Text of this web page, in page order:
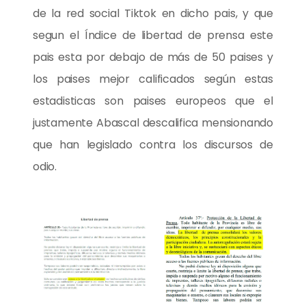
de la red social Tiktok en dicho pais, y que
segun el Índice de libertad de prensa este
pais esta por debajo de más de 50 paises y
los paises mejor calificados según estas
estadisticas son paises europeos que el
justamente Abascal descalifica mensionando
que han legislado contra los discursos de
odio.